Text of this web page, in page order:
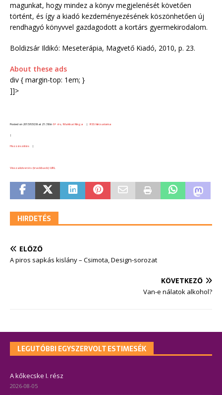
magunkat, hogy mindez a könyv megjelenését követően
történt, és így a kiadó kezdeményezésének köszönhetően új
rendhagyó könyvvel gazdagodott a kortárs gyermekirodalom.
Boldizsár Ildikó: Meseterápia, Magvető Kiadó, 2010, p. 23.
About these ads
div { margin-top: 1em; }
]]>
Posted on 2013/03/28 at 21:38 in 6+ év, Makkai Kinga | RSS hírcsatorna
|
Hozzászólás |
Visszakövetés (trackback) URL
HIRDETÉS
ELŐZŐ
A piros sapkás kislány – Csimota, Design-sorozat
KÖVETKEZŐ
Van-e nálatok alkohol?
LEGUTÓBBI EGYSZERVOLT ESTIMESÉK
A kőkecske I. rész
2026-08-05